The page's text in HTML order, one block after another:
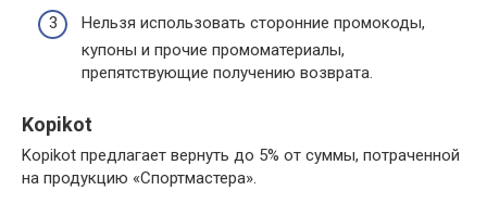
Нельзя использовать сторонние промокоды,
купоны и прочие промоматериалы,
препятствующие получению возврата.
Kopikot
Kopikot предлагает вернуть до 5% от суммы, потраченной
на продукцию «Спортмастера».